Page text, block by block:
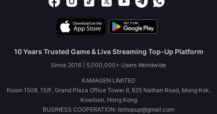
10 Years Trusted Game & Live Streaming Top-Up Platform
Since 2016 | 5,000,000+ Users Worldwide
KAMAGEN LIMITED
Room 1508, 15/F, Grand Plaza Office Tower II, 625 Nathan Road, Mong Kok,
Kowloon, Hong Kong
BUSINESS COOPERATION: ibittopup@gmail.com